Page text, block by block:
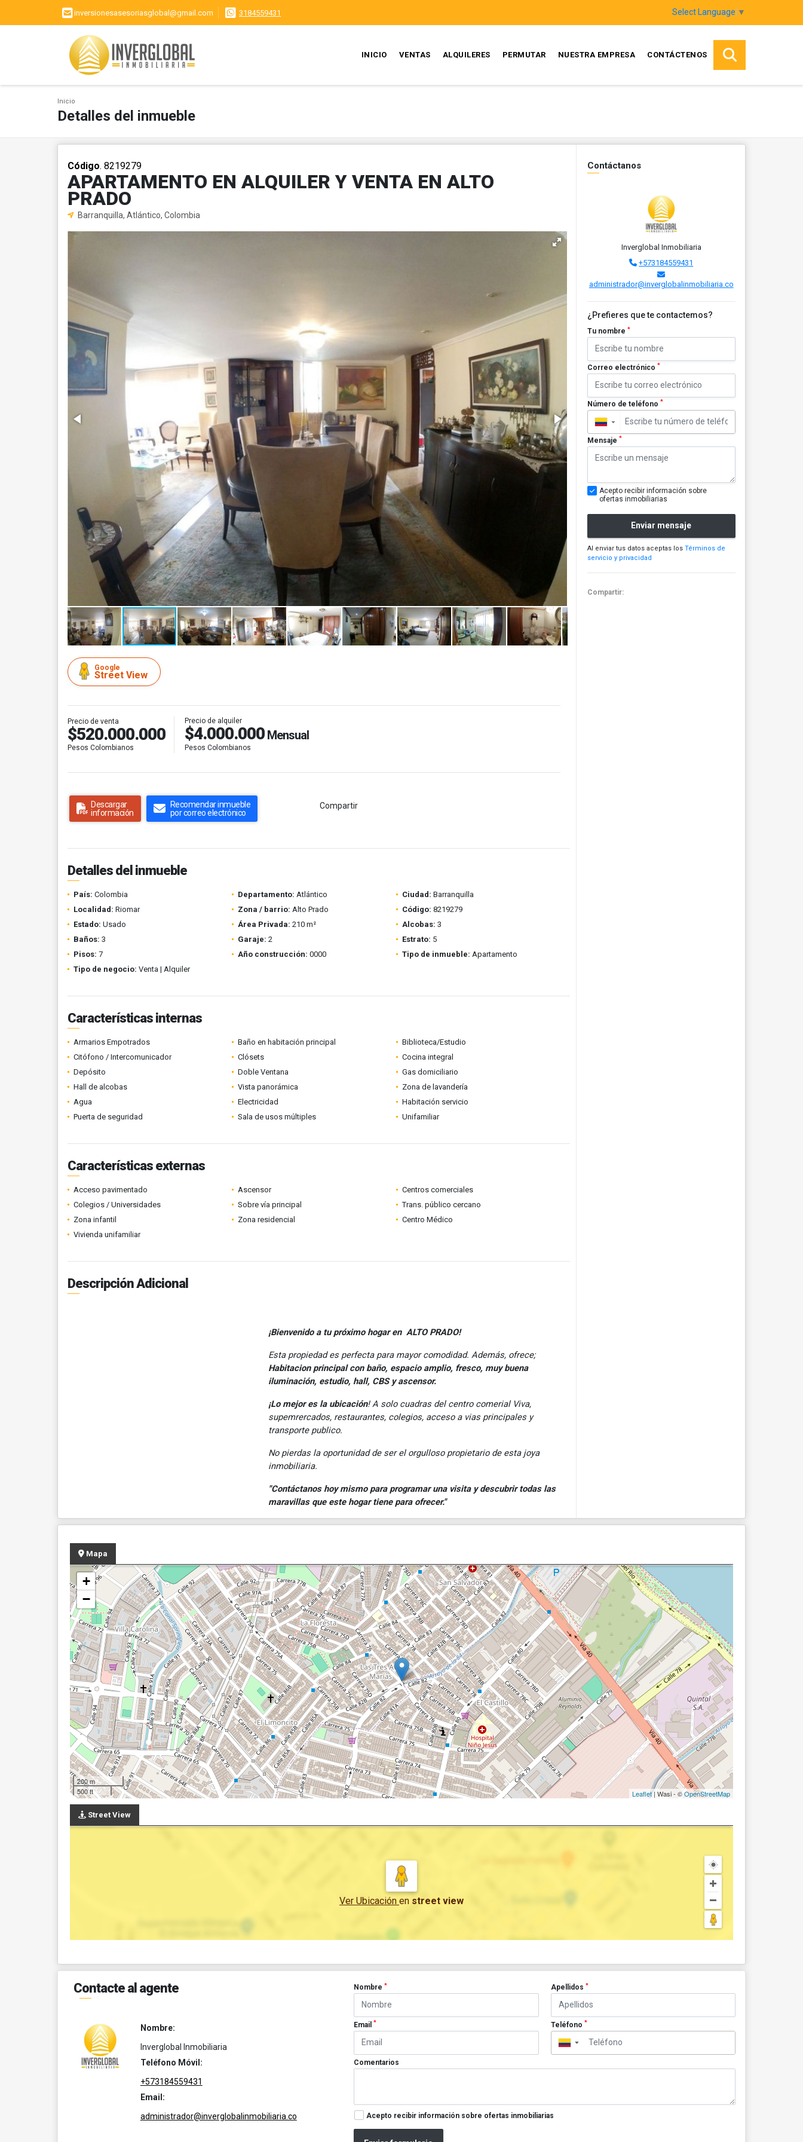
inversionesasesoriasglobal@gmail.com 3184559431 Select Language ▼
INICIO VENTAS ALQUILERES PERMUTAR NUESTRA EMPRESA CONTÁCTENOS
Inicio
Detalles del inmueble
Código. 8219279
APARTAMENTO EN ALQUILER Y VENTA EN ALTO
PRADO
Barranquilla, Atlántico, Colombia
Google
Street View
Precio de venta
$520.000.000
Pesos Colombianos
Precio de alquiler
$4.000.000 Mensual
Pesos Colombianos
Descargar
información
Recomendar inmueble
por correo electrónico
Compartir
Detalles del inmueble
País: Colombia Departamento: Atlántico Ciudad: Barranquilla
Localidad: Riomar Zona / barrio: Alto Prado Código: 8219279
Estado: Usado Área Privada: 210 m² Alcobas: 3
Baños: 3 Garaje: 2 Estrato: 5
Pisos: 7 Año construcción: 0000 Tipo de inmueble: Apartamento
Tipo de negocio: Venta | Alquiler
Características internas
Armarios Empotrados Baño en habitación principal
Biblioteca/Estudio
Citófono / Intercomunicador
Clósets
Cocina integral
Depósito
Doble Ventana
Gas domiciliario
Hall de alcobas
Vista panorámica
Zona de lavandería
Agua
Electricidad
Habitación servicio
Puerta de seguridad
Sala de usos múltiples Unifamiliar
Características externas
Acceso pavimentado Ascensor
Centros comerciales
Colegios / Universidades
Sobre vía principal
Trans. público cercano
Zona infantil
Zona residencial
Centro Médico
Vivienda unifamiliar
Descripción Adicional
¡Bienvenido a tu próximo hogar en ALTO PRADO!
Esta propiedad es perfecta para mayor comodidad. Además, ofrece;
Habitacion principal con baño, espacio amplio, fresco, muy buena
iluminación, estudio, hall, CBS y ascensor.
¡Lo mejor es la ubicación! A solo cuadras del centro comerial Viva,
supemrercados, restaurantes, colegios, acceso a vias principales y
transporte publico.
No pierdas la oportunidad de ser el orgulloso propietario de esta joya
inmobiliaria.
"Contáctanos hoy mismo para programar una visita y descubrir todas las
maravillas que este hogar tiene para ofrecer."
Contáctanos
Inverglobal Inmobiliaria
+573184559431
administrador@inverglobalinmobiliaria.co
¿Prefieres que te contactemos?
Tu nombre *
Correo electrónico *
Número de teléfono *
▼
Mensaje *
Acepto recibir información sobre
ofertas inmobiliarias
Enviar mensaje
Al enviar tus datos aceptas los Términos de
servicio y privacidad
Compartir:
Mapa
+
−
200 m
500 ft
Leaflet| Wasi - ©OpenStreetMap
Street View
Ver Ubicación en street view
Contacte al agente
Nombre:
Inverglobal Inmobiliaria
Teléfono Móvil:
+573184559431
Email:
administrador@inverglobalinmobiliaria.co
Nombre* Apellidos *
Email* Teléfono *
▼
Comentarios
Acepto recibir información sobre ofertas inmobiliarias